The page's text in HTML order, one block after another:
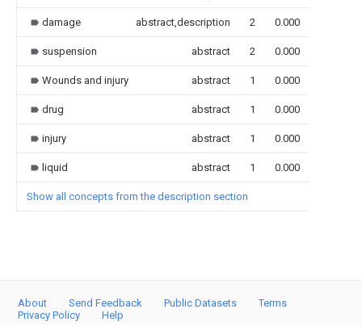
damage abstract,description 2 0.000
suspension abstract 2 0.000
Wounds and injury abstract 1 0.000
drug abstract 1 0.000
injury abstract 1 0.000
liquid abstract 1 0.000
Show all concepts from the description section
About Send Feedback Public Datasets
Terms
Privacy Policy
Help